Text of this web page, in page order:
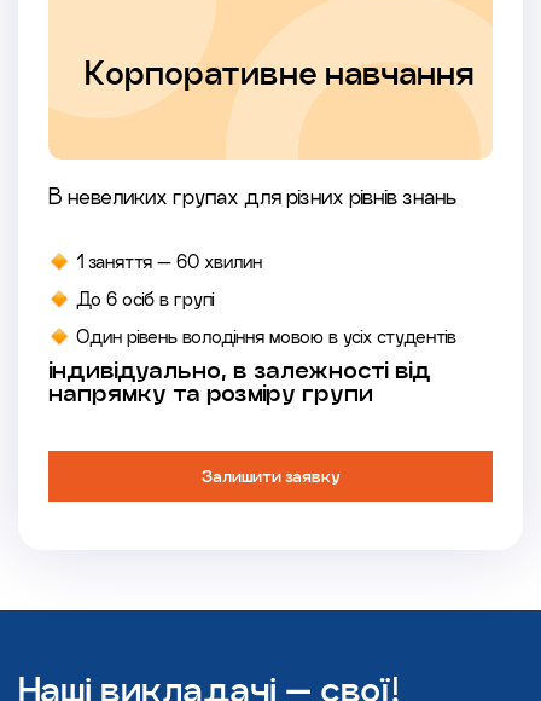
Корпоративне навчання
В невеликих групах для різних рівнів знань
1 заняття — 60 хвилин
До 6 осіб в групі
Один рівень володіння мовою в усіх студентів
індивідуально, в залежності від
напрямку та розміру групи
Залишити заявку
Наші викладачі — свої!